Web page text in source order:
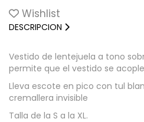
Wishlist
DESCRIPCION
Vestido de lentejuela a tono
permite que el vestido se
Lleva escote en pico con tul
cremallera invisible
Talla de la S a la XL.